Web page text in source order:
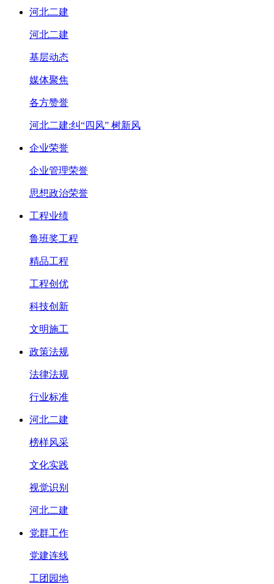
河北二建
河北二建
基层动态
媒体聚焦
各方赞誉
河北二建:纠“四风” 树新风
企业荣誉
企业管理荣誉
思想政治荣誉
工程业绩
鲁班奖工程
精品工程
工程创优
科技创新
文明施工
政策法规
法律法规
行业标准
河北二建
榜样风采
文化实践
视觉识别
河北二建
党群工作
党建连线
工团园地